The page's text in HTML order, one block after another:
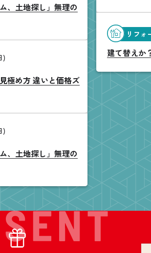
、土地探し」無理の
)
極め方 違いと価格ズ
)
、土地探し」無理の
リフォ
建て替えか